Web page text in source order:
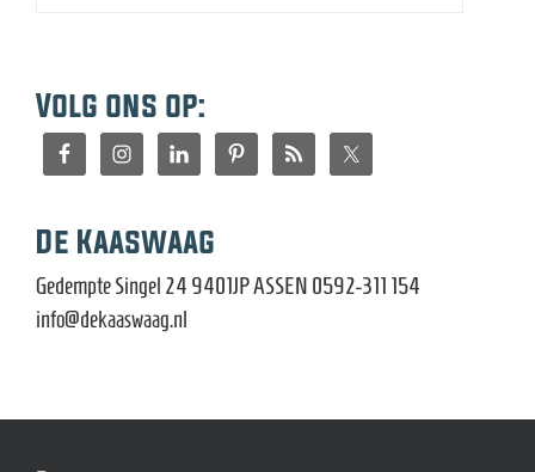
Volg ons op:
De Kaaswaag
Gedempte Singel 24 9401JP ASSEN 0592-311 154
info@dekaaswaag.nl